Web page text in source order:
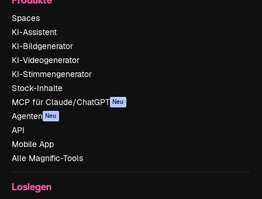
Spaces
KI-Assistent
KI-Bildgenerator
KI-Videogenerator
KI-Stimmengenerator
Stock-Inhalte
MCP für Claude/ChatGPT Neu
Agenten Neu
API
Mobile App
Alle Magnific-Tools
Loslegen